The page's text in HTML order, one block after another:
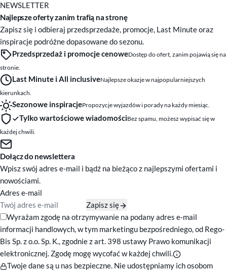
NEWSLETTER
Najlepsze oferty zanim trafią na stronę
Zapisz się i odbieraj przedsprzedaże, promocje, Last Minute oraz
inspiracje podróżne dopasowane do sezonu.
Przedsprzedaż i promocje cenoweDostęp do ofert, zanim pojawią się na
stronie.
Last Minute i All inclusiveNajlepsze okazje w najpopularniejszych
kierunkach.
Sezonowe inspiracjePropozycje wyjazdów i porady na każdy miesiąc.
Tylko wartościowe wiadomościBez spamu, możesz wypisać się w
każdej chwili.
Dołącz do newslettera
Wpisz swój adres e-mail i bądź na bieżąco z najlepszymi ofertami i
nowościami.
Adres e-mail
Zapisz się
Zgody marketingowe
Wyrażam zgodę na otrzymywanie na podany adres e-mail
informacji handlowych, w tym marketingu bezpośredniego, od Rego-
Bis Sp. z o.o. Sp. K., zgodnie z art. 398 ustawy Prawo komunikacji
elektronicznej. Zgodę mogę wycofać w każdej chwili.
Twoje dane są u nas bezpieczne. Nie udostępniamy ich osobom